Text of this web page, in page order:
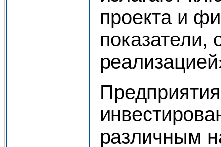
проекта и
показатели,
различным